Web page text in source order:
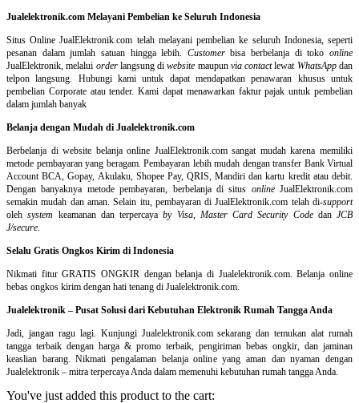
Jualelektronik.com Melayani Pembelian ke Seluruh Indonesia
Situs Online JualElektronik.com telah melayani pembelian ke seluruh Indonesia, seperti
pesanan dalam jumlah satuan hingga lebih. Customerbisa berbelanja di tokoonline
JualElektronik, melalui orderlangsung diwebsite maupun via contactlewat WhatsAppdan
telpon langsung. Hubungi kami untuk dapat mendapatkan penawaran khusus untuk
pembelian Corporate atau tender. Kami dapat menawarkan faktur pajak untuk pembelian
dalam jumlah banyak
Belanja dengan Mudah di Jualelektronik.com
Berbelanja diwebsite belanja online JualElektronik.com sangat mudah karena memiliki
metode pembayaran yang beragam. Pembayaran lebih mudah dengan transfer Bank Virtual
Account BCA, Gopay, Akulaku, Shopee Pay, QRIS, Mandiri dan kartu kredit atau debit.
Dengan banyaknya metode pembayaran, berbelanja di situs onlineJualElektronik.com
semakin mudah dan aman. Selain itu, pembayaran di JualElektronik.com telah di-support
olehsystem keamanan dan terpercayaby Visa, Master Card Security Codedan JCB
J/secure.
Selalu Gratis Ongkos Kirim di Indonesia
Nikmati fitur GRATIS ONGKIR dengan belanja di Jualelektronik.com. Belanja online
bebas ongkos kirim dengan hati tenang di Jualelektronik.com.
Jualelektronik – Pusat Solusi dari Kebutuhan Elektronik Rumah Tangga Anda
Jadi, jangan ragu lagi. Kunjungi Jualelektronik.com sekarang dan temukan alat rumah
tangga terbaik dengan harga & promo terbaik, pengiriman bebas ongkir, dan jaminan
keaslian barang. Nikmati pengalaman belanja online yang aman dan nyaman dengan
Jualelektronik – mitra terpercaya Anda dalam memenuhi kebutuhan rumah tangga Anda.
You've just added this product to the cart: